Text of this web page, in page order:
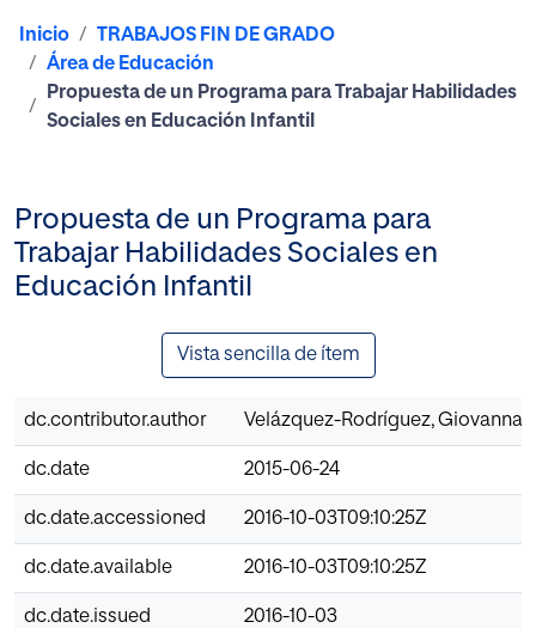
Inicio
TRABAJOS FIN DE GRADO
Área de Educación
Propuesta de un Programa para Trabajar Habilidades
Sociales en Educación Infantil
Propuesta de un Programa para
Trabajar Habilidades Sociales en
Educación Infantil
Vista sencilla de ítem
dc.contributor.author Velázquez-Rodríguez, Giovanna
dc.date 2015-06-24
dc.date.accessioned 2016-10-03T09:10:25Z
dc.date.available 2016-10-03T09:10:25Z
dc.date.issued 2016-10-03